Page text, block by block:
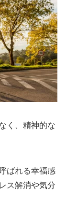
く、精神的な
ばれる幸福感
ス解消や気分